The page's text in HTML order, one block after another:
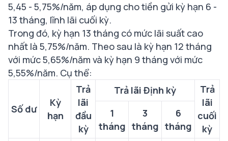
5,45 - 5,75%/năm, áp dụng cho tiền gửi kỳ hạn 6 -
13 tháng, lĩnh lãi cuối kỳ.
Trong đó, kỳ hạn 13 tháng có mức lãi suất cao
nhất là 5,75%/năm. Theo sau là kỳ hạn 12 tháng
với mức 5,65%/năm và kỳ hạn 9 tháng với mức
5,55%/năm. Cụ thể:
Số dư
Kỳ
hạn
Trả
lãi
đầu
kỳ
Trả lãi Định kỳ
Trả
lãi
cuối
kỳ
1
tháng
3
tháng
6
tháng